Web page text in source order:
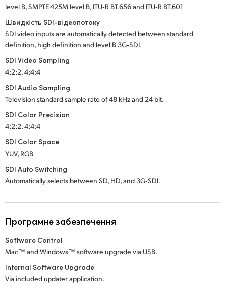
level B, SMPTE 425M level B, ITU‑R BT.656 and ITU‑R BT.601
Швидкість SDI-відеопотоку
SDI video inputs are automatically detected between standard
definition, high definition and level B 3G‑SDI.
SDI Video Sampling
4:2:2, 4:4:4
SDI Audio Sampling
Television standard sample rate of 48 kHz and 24 bit.
SDI Color Precision
4:2:2, 4:4:4
SDI Color Space
YUV, RGB
SDI Auto Switching
Automatically selects between SD, HD, and 3G‑SDI.
Програмне забезпечення
Software Control
Mac™ and Windows™ software upgrade via USB.
Internal Software Upgrade
Via included updater application.